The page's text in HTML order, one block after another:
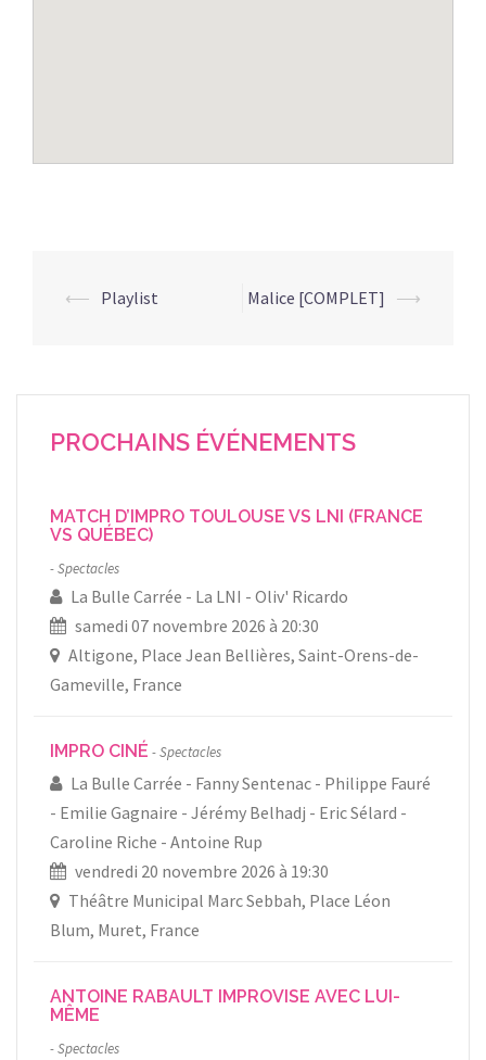
Navigation
⟵ Playlist Malice [COMPLET] ⟶
PROCHAINS ÉVÉNEMENTS
MATCH D’IMPRO TOULOUSE VS LNI (FRANCE
VS QUÉBEC)
Spectacles
La Bulle Carrée La LNI
Oliv' Ricardo
samedi 07 novembre 2026 à 20:30
Altigone, Place Jean Bellières, Saint-Orens-de-
Gameville, France
IMPRO CINÉ Spectacles
La Bulle Carrée Fanny Sentenac
Philippe Fauré
Emilie Gagnaire
Jérémy Belhadj
Eric Sélard
Caroline Riche
Antoine Rup
vendredi 20 novembre 2026 à 19:30
Théâtre Municipal Marc Sebbah, Place Léon
Blum, Muret, France
ANTOINE RABAULT IMPROVISE AVEC LUI-
MÊME
Spectacles